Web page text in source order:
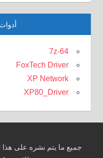
7z-64
FoxTech Driver
XP Network
XP80_Driver
جميع ما يتم نشره على